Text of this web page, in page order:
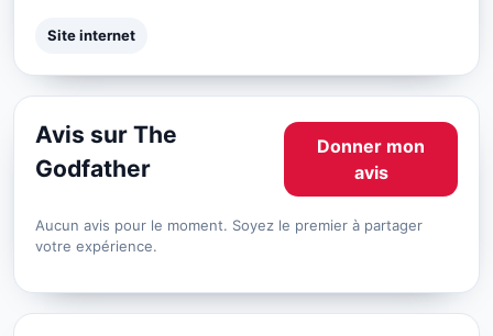
Site internet
Avis sur The
Godfather
Donner mon
avis
Aucun avis pour le moment. Soyez le premier à partager
votre expérience.